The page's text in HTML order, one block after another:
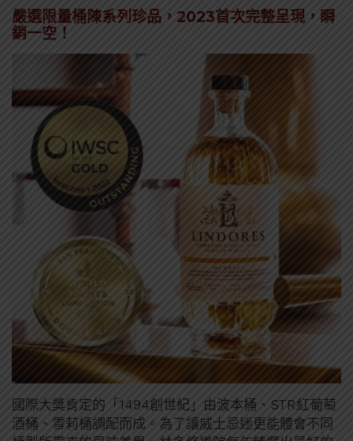
嚴選限量桶陳系列珍品，2023首次完整呈現，瞬
銷一空！
國際大獎肯定的「1494創世紀」由波本桶、STR紅葡萄
酒桶、雪莉桶調配而成。為了讓威士忌迷更能體會不同